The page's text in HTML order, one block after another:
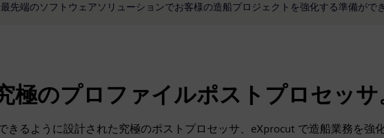
先端のソフトウェアソリューションでお客様の造船プロジェクトを強化する準備がで
極のプロファイルポストプロセッサ
きるように設計された究極のポストプロセッサ、eXprocut で造船業務を強